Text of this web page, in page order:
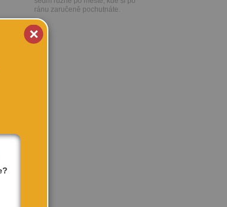
ránu zaručeně pochutnáte.